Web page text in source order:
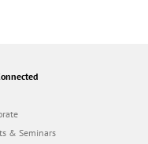
& Seminars